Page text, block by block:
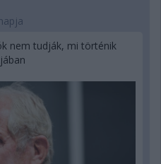
nem tudják, mi történik